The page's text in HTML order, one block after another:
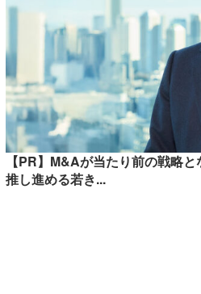
【PR】M&Aが当たり前の戦略
推し進める若き...